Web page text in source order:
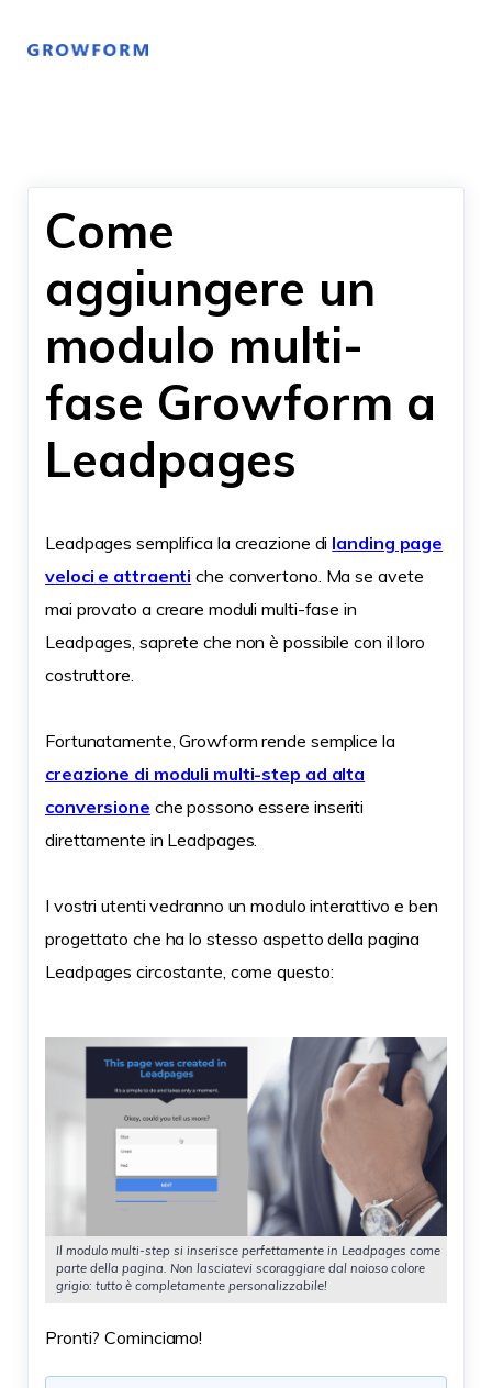
Come
aggiungere un
modulo multi-
fase Growform a
Leadpages
Leadpages semplifica la creazione di landing page
veloci e attraenti che convertono. Ma se avete
mai provato a creare moduli multi-fase in
Leadpages, saprete che non è possibile con il loro
costruttore.
Fortunatamente, Growform rende semplice la
creazione di moduli multi-step ad alta
conversione che possono essere inseriti
direttamente in Leadpages.
I vostri utenti vedranno un modulo interattivo e ben
progettato che ha lo stesso aspetto della pagina
Leadpages circostante, come questo:
Il modulo multi-step si inserisce perfettamente in Leadpages come
parte della pagina. Non lasciatevi scoraggiare dal noioso colore
grigio: tutto è completamente personalizzabile!
Pronti? Cominciamo!